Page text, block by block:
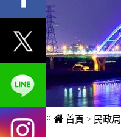
::: 首頁 > 民政局